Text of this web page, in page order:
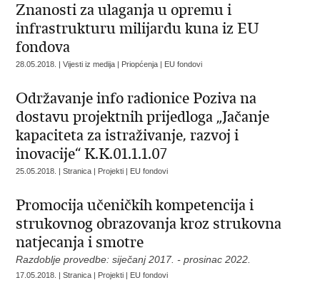
Znanosti za ulaganja u opremu i
infrastrukturu milijardu kuna iz EU
fondova
28.05.2018. | Vijesti iz medija | Priopćenja | EU fondovi
Održavanje info radionice Poziva na
dostavu projektnih prijedloga „Jačanje
kapaciteta za istraživanje, razvoj i
inovacije“ K.K.01.1.1.07
25.05.2018. | Stranica | Projekti | EU fondovi
Promocija učeničkih kompetencija i
strukovnog obrazovanja kroz strukovna
natjecanja i smotre
Razdoblje provedbe: siječanj 2017. - prosinac 2022.
17.05.2018. | Stranica | Projekti | EU fondovi